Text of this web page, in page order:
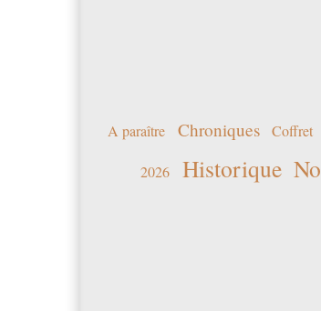
A paraître Chroniques Coffret
2026 Historique